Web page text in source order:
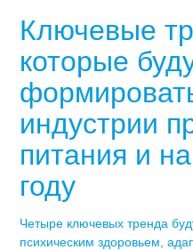
Ключевые
которые
индустрии
питания и
году
Четыре ключевых тренда
психическим здоровьем,